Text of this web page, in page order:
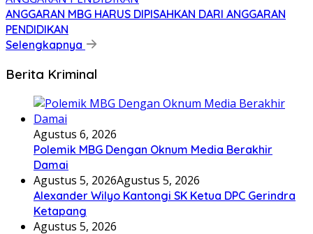
ANGGARAN MBG HARUS DIPISAHKAN DARI ANGGARAN
PENDIDIKAN
Selengkapnya
Berita Kriminal
Agustus 6, 2026
Polemik MBG Dengan Oknum Media Berakhir
Damai
Agustus 5, 2026Agustus 5, 2026
Alexander Wilyo Kantongi SK Ketua DPC Gerindra
Ketapang
Agustus 5, 2026